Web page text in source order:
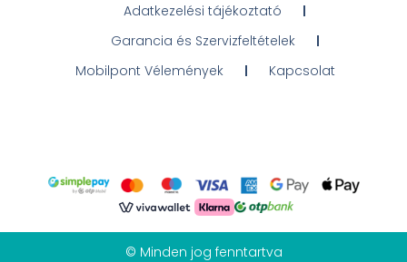
Adatkezelési tájékoztató
Garancia és Szervizfeltételek
Mobilpont Vélemények
Kapcsolat
© Minden jog fenntartva